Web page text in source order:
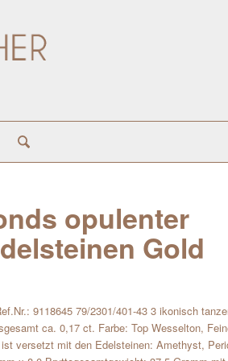
opulenter
Gold
9118645 79/2301/401-43 3 ikonisch
ca. 0,17 ct. Farbe: Top Wesselton,
versetzt mit den Edelsteinen: Amethyst,